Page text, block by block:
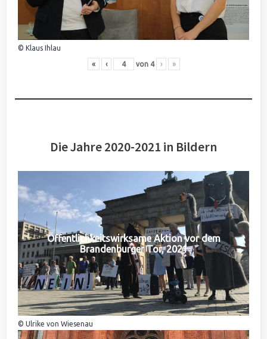
© Klaus Ihlau
« ‹ von 4 › »
Die Jahre 2020-2021 in Bildern
Öffentlichkeitswirksame Aktion vor dem
Brandenburger Tor, 2021
© Ulrike von Wiesenau